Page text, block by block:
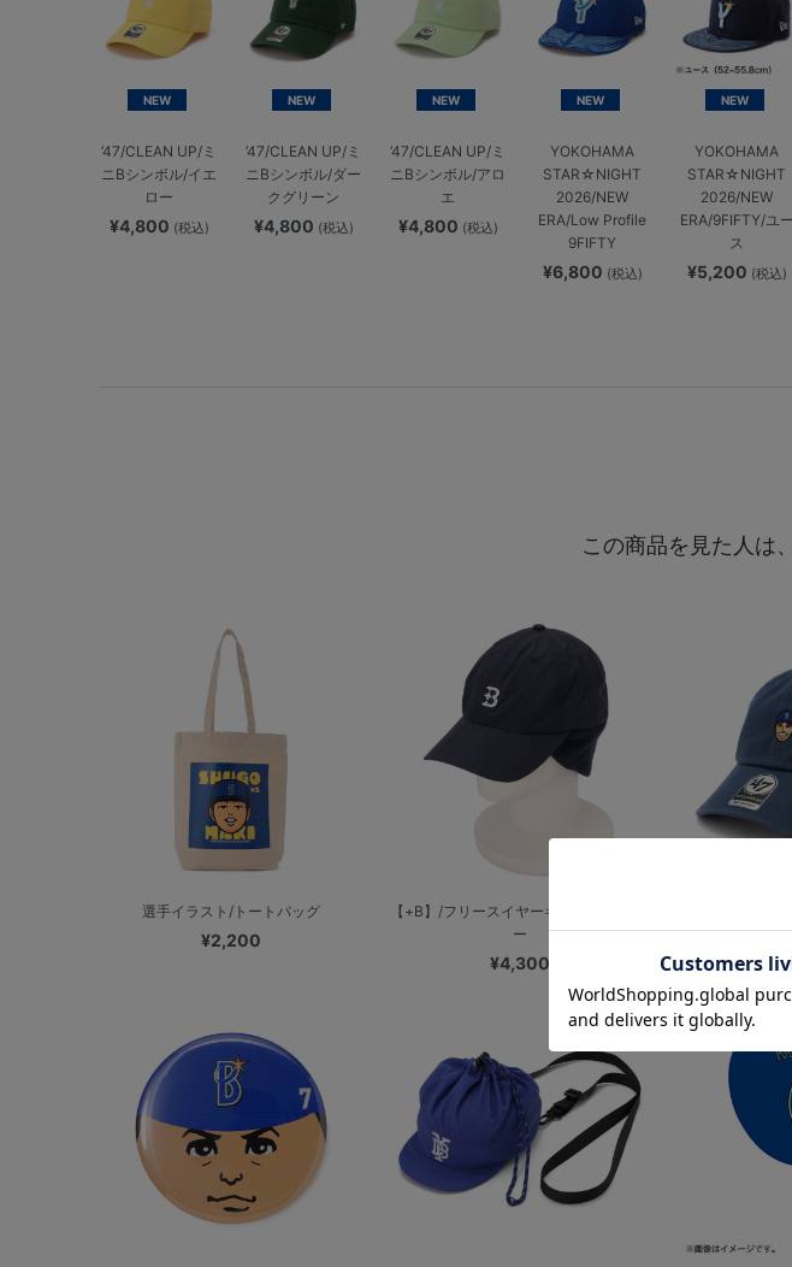
NEW
’47/CLEAN UP/ミ
ニBシンボル/イエ
ロー
¥4,800 (税込)
NEW
’47/CLEAN UP/ミ
ニBシンボル/ダー
クグリーン
¥4,800 (税込)
NEW
’47/CLEAN UP/ミ
ニBシンボル/アロ
エ
¥4,800 (税込)
NEW
YOKOHAMA
STAR☆NIGHT
2026/NEW
ERA/Low Profile
9FIFTY
¥6,800 (税込)
NEW
YOKOHAMA
STAR☆NIGHT
2026/NEW
ERA/9FIFTY/ユー
ス
¥5,200 (税込)
この商品を見た人は
選手イラスト/トートバッグ
¥2,200
【+B】/フリースイヤーキャップ/ネイビ
ー
¥4,300